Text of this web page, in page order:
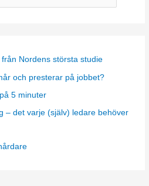
Nordens största studie
och presterar på jobbet?
5 minuter
– det varje (själv) ledare behöver